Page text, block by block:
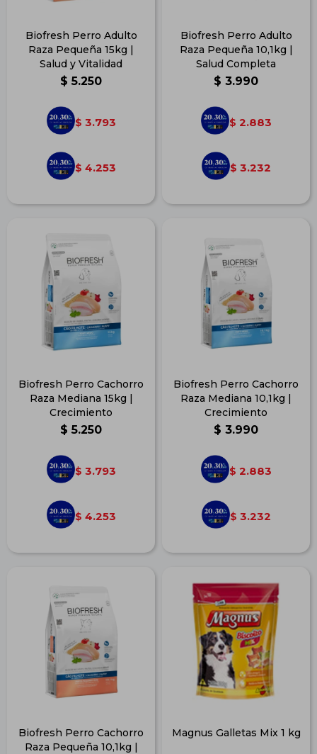
Biofresh Perro Adulto
Raza Pequeña 15kg |
Salud y Vitalidad
$ 5.250
$ 3.793
$ 4.253
Biofresh Perro Adulto
Raza Pequeña 10,1kg |
Salud Completa
$ 3.990
$ 2.883
$ 3.232
Biofresh Perro Cachorro
Raza Mediana 15kg |
Crecimiento
$ 5.250
$ 3.793
$ 4.253
Biofresh Perro Cachorro
Raza Mediana 10,1kg |
Crecimiento
$ 3.990
$ 2.883
$ 3.232
Biofresh Perro Cachorro
Raza Pequeña 10,1kg |
Magnus Galletas Mix 1 kg